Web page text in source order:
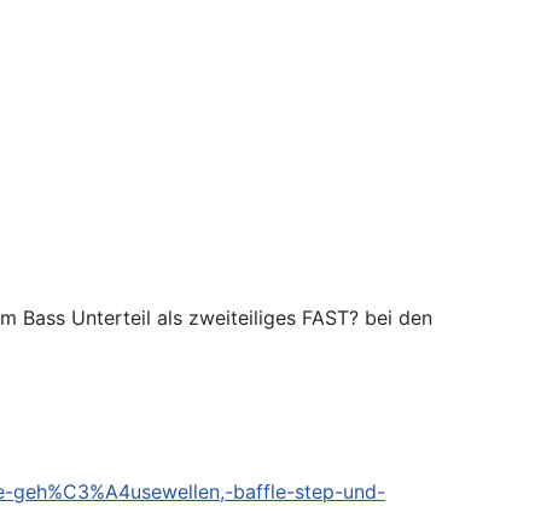
Bass Unterteil als zweiteiliges FAST? bei den
baffle-step-und-